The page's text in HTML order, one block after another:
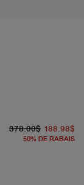
378.00$ 188.98$
50% DE RABAIS